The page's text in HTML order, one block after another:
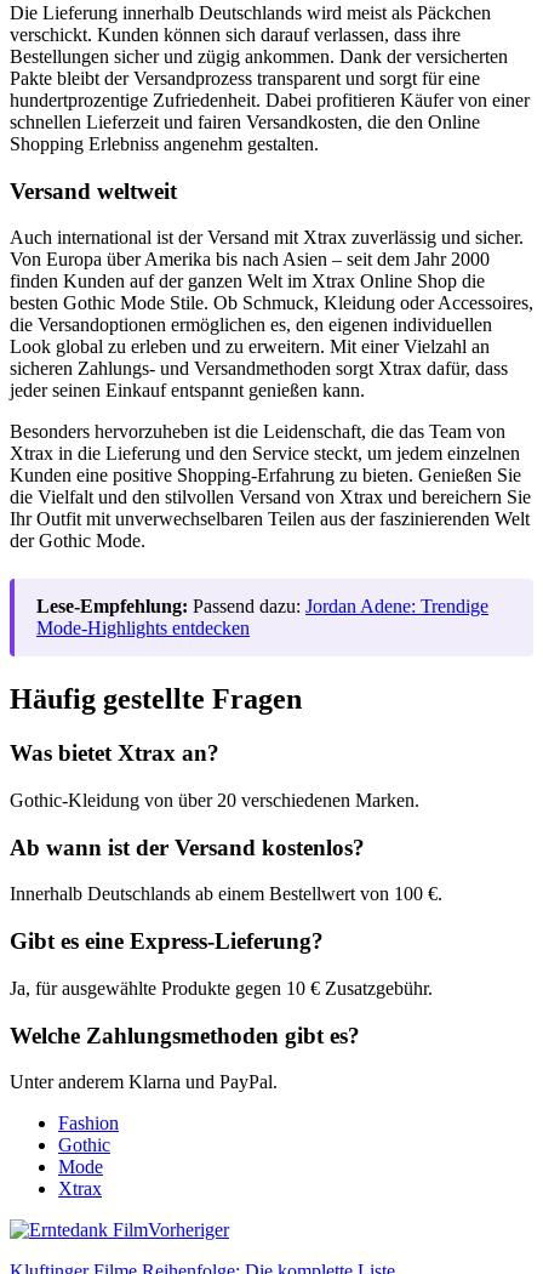
Die Lieferung innerhalb Deutschlands wird meist als Päckchen
verschickt. Kunden können sich darauf verlassen, dass ihre
Bestellungen sicher und zügig ankommen. Dank der versicherten
Pakte bleibt der Versandprozess transparent und sorgt für eine
hundertprozentige Zufriedenheit. Dabei profitieren Käufer von einer
schnellen Lieferzeit und fairen Versandkosten, die den Online
Shopping Erlebniss angenehm gestalten.
Versand weltweit
Auch international ist der Versand mit Xtrax zuverlässig und sicher.
Von Europa über Amerika bis nach Asien – seit dem Jahr 2000
finden Kunden auf der ganzen Welt im Xtrax Online Shop die
besten Gothic Mode Stile. Ob Schmuck, Kleidung oder Accessoires,
die Versandoptionen ermöglichen es, den eigenen individuellen
Look global zu erleben und zu erweitern. Mit einer Vielzahl an
sicheren Zahlungs- und Versandmethoden sorgt Xtrax dafür, dass
jeder seinen Einkauf entspannt genießen kann.
Besonders hervorzuheben ist die Leidenschaft, die das Team von
Xtrax in die Lieferung und den Service steckt, um jedem einzelnen
Kunden eine positive Shopping-Erfahrung zu bieten. Genießen Sie
die Vielfalt und den stilvollen Versand von Xtrax und bereichern Sie
Ihr Outfit mit unverwechselbaren Teilen aus der faszinierenden Welt
der Gothic Mode.
Lese-Empfehlung: Passend dazu: Jordan Adene: Trendige
Mode-Highlights entdecken
Häufig gestellte Fragen
Was bietet Xtrax an?
Gothic-Kleidung von über 20 verschiedenen Marken.
Ab wann ist der Versand kostenlos?
Innerhalb Deutschlands ab einem Bestellwert von 100 €.
Gibt es eine Express-Lieferung?
Ja, für ausgewählte Produkte gegen 10 € Zusatzgebühr.
Welche Zahlungsmethoden gibt es?
Unter anderem Klarna und PayPal.
Fashion
Gothic
Mode
Xtrax
Vorheriger